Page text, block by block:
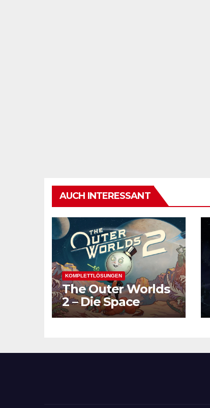
AUCH INTERESSANT
KOMPLETTLÖSUNGEN
The Outer Worlds
2 – Die Space
Odyssey geht